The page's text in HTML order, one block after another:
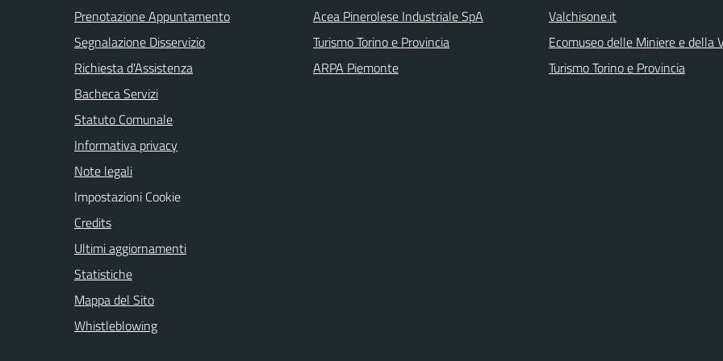
Prenotazione Appuntamento
Segnalazione Disservizio
Richiesta d'Assistenza
Bacheca Servizi
Statuto Comunale
Informativa privacy
Note legali
Impostazioni Cookie
Credits
Ultimi aggiornamenti
Statistiche
Mappa del Sito
Whistleblowing
Acea Pinerolese Industriale SpA
Turismo Torino e Provincia
ARPA Piemonte
Valchisone.it
Ecomuseo delle Miniere e della
Turismo Torino e Provincia